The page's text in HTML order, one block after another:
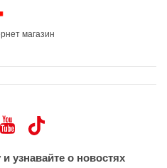
магазин
узнавайте о новостях